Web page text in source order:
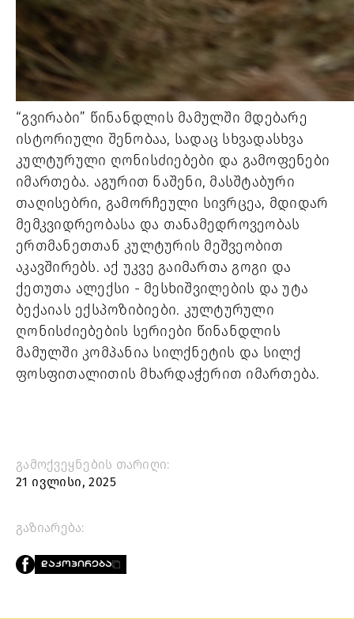
“გვირაბი” წინანდლის მამულში მდებარე
ისტორიული შენობაა, სადაც სხვადასხვა
კულტურული ღონისძიებები და გამოფენები
იმართება. აგურით ნაშენი, მასშტაბური
თაღისებრი, გამორჩეული სივრცეა, მდიდარ
მემკვიდრეობასა და თანამედროვეობას
ერთმანეთთან კულტურის მეშვეობით
აკავშირებს. აქ უკვე გაიმართა გოგი და
ქეთუთა ალექსი - მესხიშვილების და უტა
ბექაიას ექსპოზიბიები. კულტურული
ღონისძიებების სერიები წინანდლის
მამულში კომპანია სილქნეტის და სილქ
ფოსფითალითის მხარდაჭერით იმართება.
გამოქვეყნების თარიღი:
21 ივლისი, 2025
გაზიარება:
ᲓᲐᲙᲝᲞᲘᲠᲔᲑᲐ